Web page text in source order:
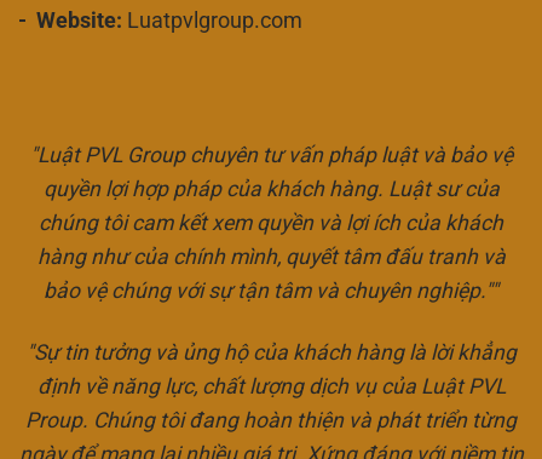
- Website: Luatpvlgroup.com
"Luật PVL Group chuyên tư vấn pháp luật và bảo vệ
quyền lợi hợp pháp của khách hàng. Luật sư của
chúng tôi cam kết xem quyền và lợi ích của khách
hàng như của chính mình, quyết tâm đấu tranh và
bảo vệ chúng với sự tận tâm và chuyên nghiệp.""
"Sự tin tưởng và ủng hộ của khách hàng là lời khẳng
định về năng lực, chất lượng dịch vụ của Luật PVL
Proup. Chúng tôi đang hoàn thiện và phát triển từng